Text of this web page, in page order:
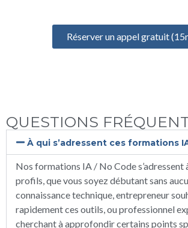
Réserver un appel gratuit
QUESTIONS
À qui s’adressent ces formations
Nos formations IA / No Code s’adressent
profils, que vous soyez débutant sans
connaissance technique, entrepreneur
rapidement ces outils, ou professionnel
cherchant à approfondir certains points